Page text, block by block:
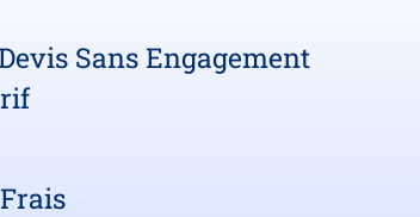
Sans Engagement